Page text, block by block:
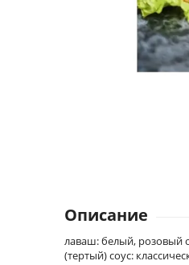
Описание
лаваш: белый, розовый
(тертый) соус: